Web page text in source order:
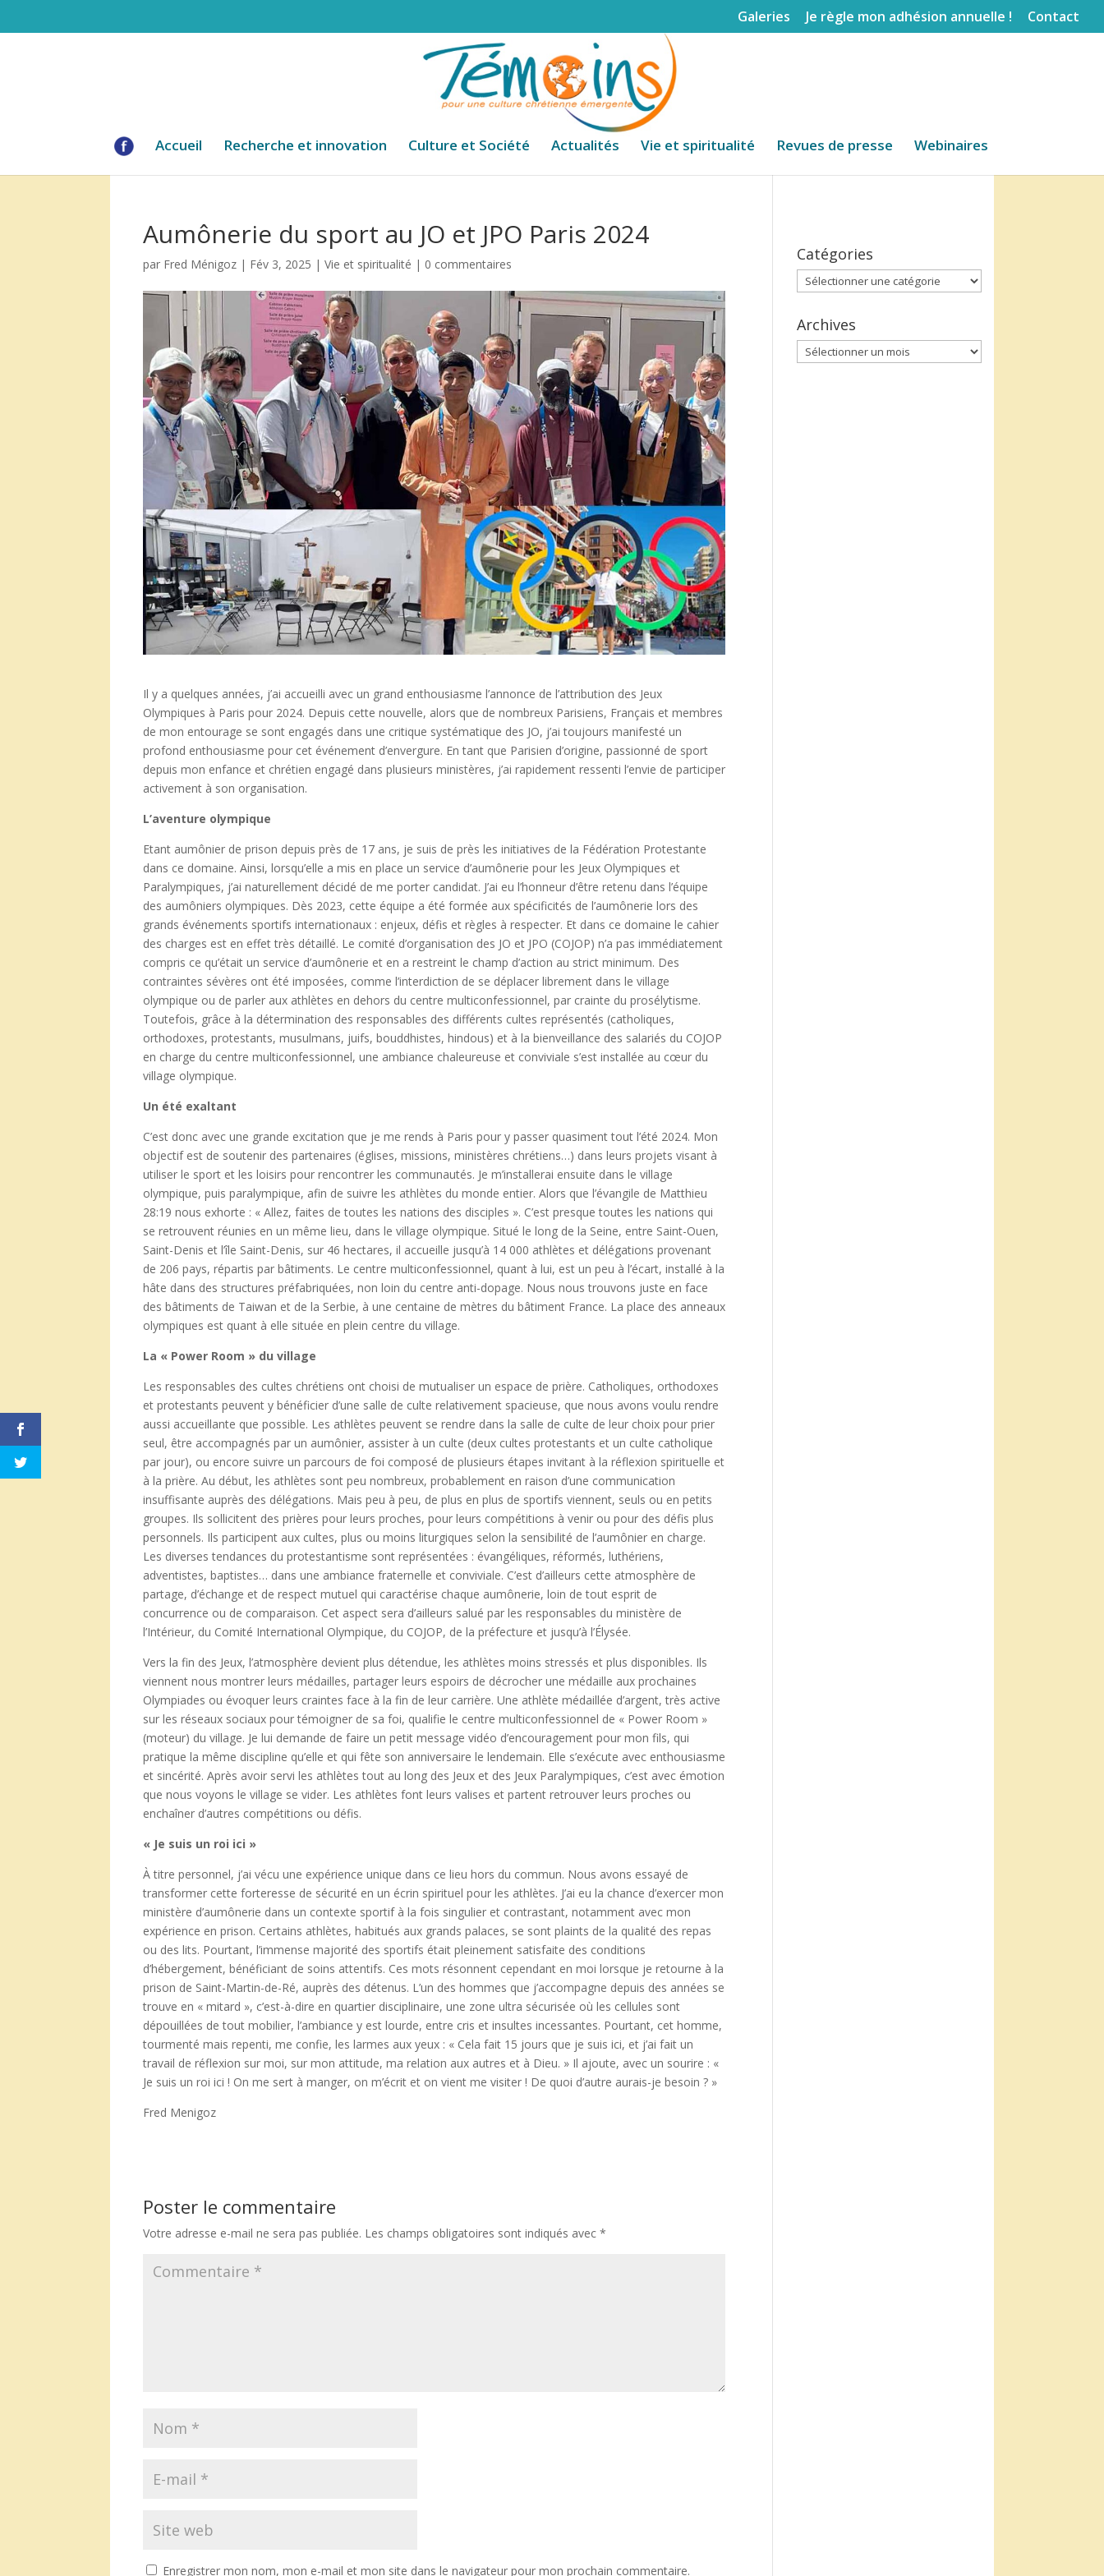
Galeries Je règle mon adhésion annuelle ! Contact
Accueil Recherche et innovation Culture et Société Actualités Vie et spiritualité Revues de presse Webinaires
Aumônerie du sport au JO et JPO Paris 2024
par Fred Ménigoz | Fév 3, 2025 |Vie et spiritualité | 0 commentaires
Il y a quelques années, j’ai accueilli avec un grand enthousiasme l’annonce de l’attribution des Jeux
Olympiques à Paris pour 2024. Depuis cette nouvelle, alors que de nombreux Parisiens, Français et membres
de mon entourage se sont engagés dans une critique systématique des JO, j’ai toujours manifesté un
profond enthousiasme pour cet événement d’envergure. En tant que Parisien d’origine, passionné de sport
depuis mon enfance et chrétien engagé dans plusieurs ministères, j’ai rapidement ressenti l’envie de participer
activement à son organisation.
L’aventure olympique
Etant aumônier de prison depuis près de 17 ans, je suis de près les initiatives de la Fédération Protestante
dans ce domaine. Ainsi, lorsqu’elle a mis en place un service d’aumônerie pour les Jeux Olympiques et
Paralympiques, j’ai naturellement décidé de me porter candidat. J’ai eu l’honneur d’être retenu dans l’équipe
des aumôniers olympiques. Dès 2023, cette équipe a été formée aux spécificités de l’aumônerie lors des
grands événements sportifs internationaux : enjeux, défis et règles à respecter. Et dans ce domaine le cahier
des charges est en effet très détaillé. Le comité d’organisation des JO et JPO (COJOP) n’a pas immédiatement
compris ce qu’était un service d’aumônerie et en a restreint le champ d’action au strict minimum. Des
contraintes sévères ont été imposées, comme l’interdiction de se déplacer librement dans le village
olympique ou de parler aux athlètes en dehors du centre multiconfessionnel, par crainte du prosélytisme.
Toutefois, grâce à la détermination des responsables des différents cultes représentés (catholiques,
orthodoxes, protestants, musulmans, juifs, bouddhistes, hindous) et à la bienveillance des salariés du COJOP
en charge du centre multiconfessionnel, une ambiance chaleureuse et conviviale s’est installée au cœur du
village olympique.
Un été exaltant
C’est donc avec une grande excitation que je me rends à Paris pour y passer quasiment tout l’été 2024. Mon
objectif est de soutenir des partenaires (églises, missions, ministères chrétiens…) dans leurs projets visant à
utiliser le sport et les loisirs pour rencontrer les communautés. Je m’installerai ensuite dans le village
olympique, puis paralympique, afin de suivre les athlètes du monde entier. Alors que l’évangile de Matthieu
28:19 nous exhorte : « Allez, faites de toutes les nations des disciples ». C’est presque toutes les nations qui
se retrouvent réunies en un même lieu, dans le village olympique. Situé le long de la Seine, entre Saint-Ouen,
Saint-Denis et l’île Saint-Denis, sur 46 hectares, il accueille jusqu’à 14 000 athlètes et délégations provenant
de 206 pays, répartis par bâtiments. Le centre multiconfessionnel, quant à lui, est un peu à l’écart, installé à la
hâte dans des structures préfabriquées, non loin du centre anti-dopage. Nous nous trouvons juste en face
des bâtiments de Taiwan et de la Serbie, à une centaine de mètres du bâtiment France. La place des anneaux
olympiques est quant à elle située en plein centre du village.
La « Power Room » du village
Les responsables des cultes chrétiens ont choisi de mutualiser un espace de prière. Catholiques, orthodoxes
et protestants peuvent y bénéficier d’une salle de culte relativement spacieuse, que nous avons voulu rendre
aussi accueillante que possible. Les athlètes peuvent se rendre dans la salle de culte de leur choix pour prier
seul, être accompagnés par un aumônier, assister à un culte (deux cultes protestants et un culte catholique
par jour), ou encore suivre un parcours de foi composé de plusieurs étapes invitant à la réflexion spirituelle et
à la prière. Au début, les athlètes sont peu nombreux, probablement en raison d’une communication
insuffisante auprès des délégations. Mais peu à peu, de plus en plus de sportifs viennent, seuls ou en petits
groupes. Ils sollicitent des prières pour leurs proches, pour leurs compétitions à venir ou pour des défis plus
personnels. Ils participent aux cultes, plus ou moins liturgiques selon la sensibilité de l’aumônier en charge.
Les diverses tendances du protestantisme sont représentées : évangéliques, réformés, luthériens,
adventistes, baptistes… dans une ambiance fraternelle et conviviale. C’est d’ailleurs cette atmosphère de
partage, d’échange et de respect mutuel qui caractérise chaque aumônerie, loin de tout esprit de
concurrence ou de comparaison. Cet aspect sera d’ailleurs salué par les responsables du ministère de
l’Intérieur, du Comité International Olympique, du COJOP, de la préfecture et jusqu’à l’Élysée.
Vers la fin des Jeux, l’atmosphère devient plus détendue, les athlètes moins stressés et plus disponibles. Ils
viennent nous montrer leurs médailles, partager leurs espoirs de décrocher une médaille aux prochaines
Olympiades ou évoquer leurs craintes face à la fin de leur carrière. Une athlète médaillée d’argent, très active
sur les réseaux sociaux pour témoigner de sa foi, qualifie le centre multiconfessionnel de « Power Room »
(moteur) du village. Je lui demande de faire un petit message vidéo d’encouragement pour mon fils, qui
pratique la même discipline qu’elle et qui fête son anniversaire le lendemain. Elle s’exécute avec enthousiasme
et sincérité. Après avoir servi les athlètes tout au long des Jeux et des Jeux Paralympiques, c’est avec émotion
que nous voyons le village se vider. Les athlètes font leurs valises et partent retrouver leurs proches ou
enchaîner d’autres compétitions ou défis.
« Je suis un roi ici »
À titre personnel, j’ai vécu une expérience unique dans ce lieu hors du commun. Nous avons essayé de
transformer cette forteresse de sécurité en un écrin spirituel pour les athlètes. J’ai eu la chance d’exercer mon
ministère d’aumônerie dans un contexte sportif à la fois singulier et contrastant, notamment avec mon
expérience en prison. Certains athlètes, habitués aux grands palaces, se sont plaints de la qualité des repas
ou des lits. Pourtant, l’immense majorité des sportifs était pleinement satisfaite des conditions
d’hébergement, bénéficiant de soins attentifs. Ces mots résonnent cependant en moi lorsque je retourne à la
prison de Saint-Martin-de-Ré, auprès des détenus. L’un des hommes que j’accompagne depuis des années se
trouve en « mitard », c’est-à-dire en quartier disciplinaire, une zone ultra sécurisée où les cellules sont
dépouillées de tout mobilier, l’ambiance y est lourde, entre cris et insultes incessantes. Pourtant, cet homme,
tourmenté mais repenti, me confie, les larmes aux yeux : « Cela fait 15 jours que je suis ici, et j’ai fait un
travail de réflexion sur moi, sur mon attitude, ma relation aux autres et à Dieu. » Il ajoute, avec un sourire : «
Je suis un roi ici ! On me sert à manger, on m’écrit et on vient me visiter ! De quoi d’autre aurais-je besoin ? »
Fred Menigoz
Poster le commentaire
Votre adresse e-mail ne sera pas publiée. Les champs obligatoires sont indiqués avec*
Enregistrer mon nom, mon e-mail et mon site dans le navigateur pour mon prochain commentaire.
Catégories
Catégories
Archives
Archives